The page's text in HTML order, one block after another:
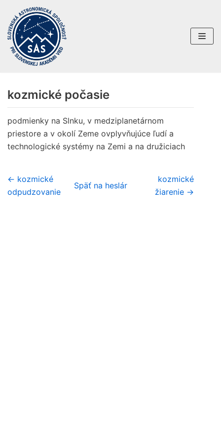
Preskočiť
na
obsah
kozmické počasie
podmienky na Slnku, v medziplanetárnom
priestore a v okolí Zeme ovplyvňujúce ľudí a
technologické systémy na Zemi a na družiciach
← kozmické
odpudzovanie
Späť na heslár
kozmické
žiarenie →